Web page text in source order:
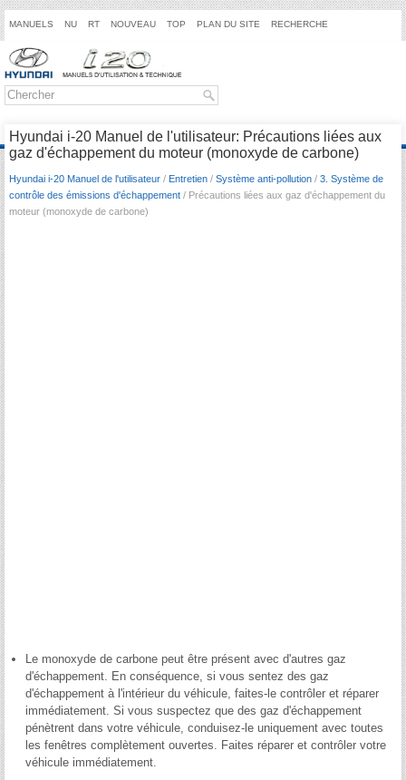
MANUELS NU RT NOUVEAU TOP PLAN DU SITE RECHERCHE
Hyundai i-20 Manuel de l'utilisateur: Précautions liées aux
gaz d'échappement du moteur (monoxyde de carbone)
Hyundai i-20 Manuel de l'utilisateur / Entretien / Système anti-pollution / 3. Système de
contrôle des émissions d'échappement / Précautions liées aux gaz d'échappement du
moteur (monoxyde de carbone)
Le monoxyde de carbone peut être présent avec d'autres gaz
d'échappement. En conséquence, si vous sentez des gaz
d'échappement à l'intérieur du véhicule, faites-le contrôler et réparer
immédiatement. Si vous suspectez que des gaz d'échappement
pénètrent dans votre véhicule, conduisez-le uniquement avec toutes
les fenêtres complètement ouvertes. Faites réparer et contrôler votre
véhicule immédiatement.